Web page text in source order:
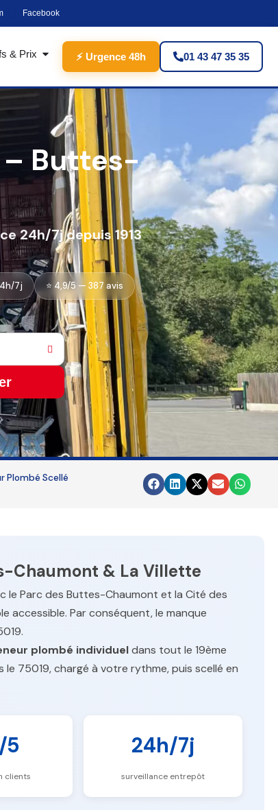
Facebook
& Prix ⚡ Urgence 48h 01 43 47 35 35
– Buttes-
24h/7j depuis 1913
7j ⭐ 4,9/5 — 387 avis
Plombé Scellé
Chaumont & La Villette
le Parc des Buttes-Chaumont et la Cité des
accessible. Par conséquent, le manque
plombé individueldans tout le 19ème
75019, chargé à votre rythme, puis scellé en
5
clients
24h/7j
surveillance entrepôt